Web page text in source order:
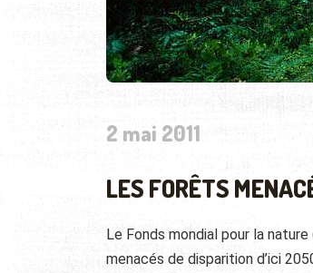
2 mai 2011
LES FORÊTS
Le Fonds mondial pour la
menacés de disparition d’ici